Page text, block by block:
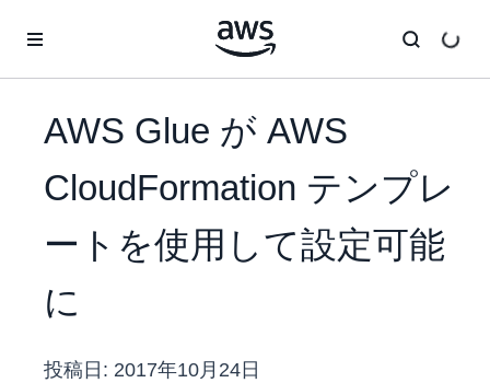
AWS Glue が AWS
CloudFormation テンプレ
ートを使用して設定可能
に
投稿日: 2017年10月24日